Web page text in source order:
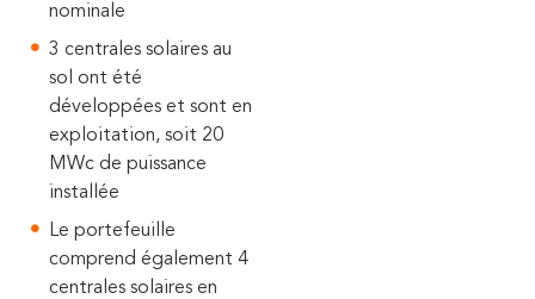
nominale
3 centrales solaires au
sol ont été
développées et sont en
exploitation, soit 20
MWc de puissance
installée
Le portefeuille
comprend également 4
centrales solaires en